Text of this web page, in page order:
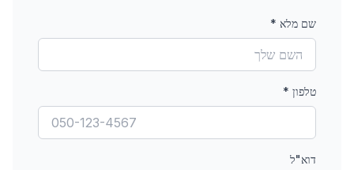
שם מלא *
טלפון *
דוא"ל